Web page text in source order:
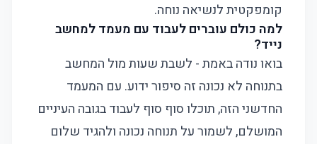
קומפקטית לנשיאה נוחה.
למה כולם עוברים לעבוד עם מעמד למחשב
נייד?
בואו נודה באמת - לשבת שעות מול המחשב
בתנוחה לא נכונה זה סיפור ידוע. עם המעמד
החדשני הזה, תוכלו סוף סוף לעבוד בגובה העיניים
המושלם, לשמור על תנוחה נכונה ולהגיד שלום